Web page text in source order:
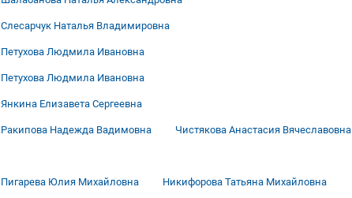
Слесарчук Наталья Владимировна
Петухова Людмила Ивановна
Петухова Людмила Ивановна
Янкина Елизавета Сергеевна
Ракипова Надежда Вадимовна Чистякова Анастасия Вячеславовна
Пигарева Юлия Михайловна Никифорова Татьяна Михайловна